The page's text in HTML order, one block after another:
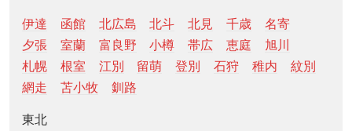
伊達 函館 北広島 北斗 北見 千歳
名寄
夕張
室蘭 富良野 小樽 帯広 恵庭
旭川
札幌
根室 江別 留萌 登別 石狩 稚内
紋別
網走
苫小牧 釧路
東北